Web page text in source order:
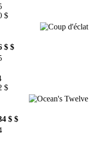
$
$ $
$
$ $